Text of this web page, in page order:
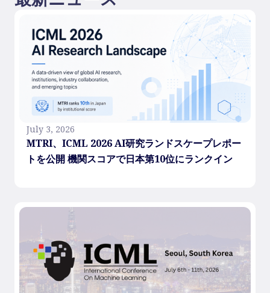
July 3, 2026
MTRI、ICML 2026 AI研究ランドスケープレポー
トを公開 機関スコアで日本第10位にランクイン